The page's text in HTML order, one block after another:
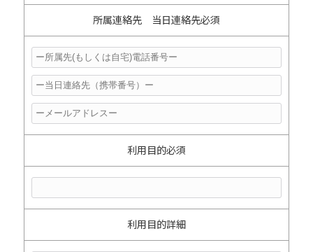
所属連絡先 当日連絡先必須
利用目的必須
利用目的詳細